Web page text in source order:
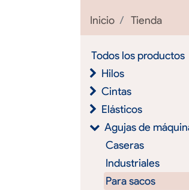
Inicio Tienda
Todos los productos
Hilos
Cintas
Elásticos
Agujas de
Caseras
Industriales
Para sacos